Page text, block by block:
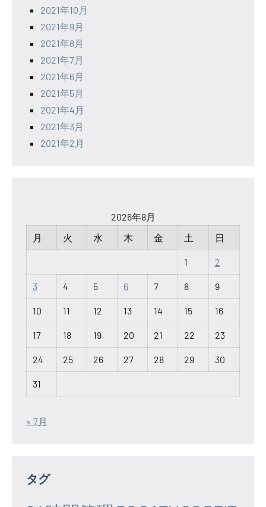
2021年10月
2021年9月
2021年8月
2021年7月
2021年6月
2021年5月
2021年4月
2021年3月
2021年2月
2026年8月
月
火 水 木 金 土 日
1 2
3 4 5 6 7 8 9
10 11 12 13 14 15 16
17 18 19 20 21 22 23
24 25 26 27 28 29 30
31
« 7月
タグ